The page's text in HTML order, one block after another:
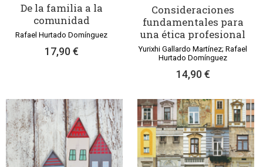
De la familia a la
comunidad
Rafael Hurtado Domínguez
17,90 €
Consideraciones
fundamentales para
una ética profesional
Yurixhi Gallardo Martínez; Rafael
Hurtado Domínguez
14,90 €